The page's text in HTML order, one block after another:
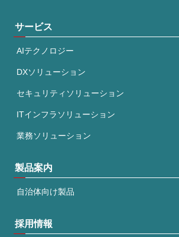
サービス
AIテクノロジー
DXソリューション
セキュリティソリューション
ITインフラソリューション
業務ソリューション
製品案内
自治体向け製品
採用情報